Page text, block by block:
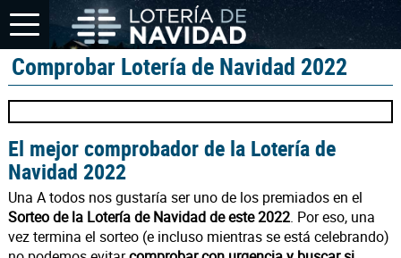
Comprobar Lotería de Navidad 2022
El mejor comprobador de la Lotería de
Navidad 2022
Una A todos nos gustaría ser uno de los premiados en el
Sorteo de la Lotería de Navidad de este 2022. Por eso, una
vez termina el sorteo (e incluso mientras se está celebrando)